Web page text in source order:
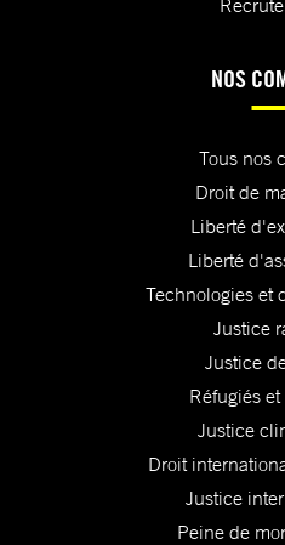
NOS
Tous nos
Droit de
Liberté
Liberté
Technologies et
Justice
Justice
Réfugiés
Justice
Droit
Justice
Peine de